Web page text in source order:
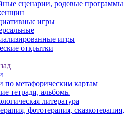
сценарии, родовые программы
игры
игры
открытки
по метафорическим картам
тетради, альбомы
литература
фототерапия, сказкотерапия,